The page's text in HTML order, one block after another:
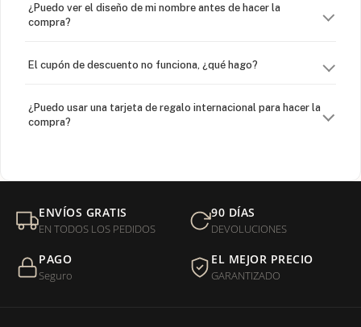
¿Puedo ver el diseño de mi nombre antes de hacer la
compra?
El cupón de descuento no funciona, ¿qué hago?
¿Puedo usar una tarjeta de regalo internacional para hacer la
compra?
Mi orden fue devuelta por USPS, ¿qué hago para que sea
entregada?
¿Sus productos son libres de níquel?
ENVÍOS GRATIS
EN TODOS LOS PEDIDOS
90 DÍAS
DEVOLUCIONES
PAGO
Seguro
EL MEJOR PRECIO
GARANTIZADO